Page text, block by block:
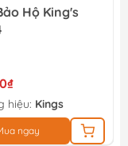
Hộ King's
hiệu: Kings
ngay